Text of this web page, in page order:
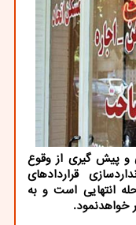
و پیش گیری از وقوع
قراردادهای
انتهایی است و به
خواهدنمود.